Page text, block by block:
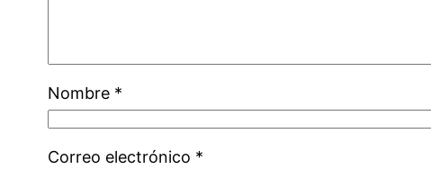
Nombre *
Correo electrónico *